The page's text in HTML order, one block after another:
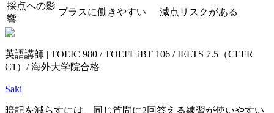
採点への影
響
プラスに働きやすい 減点リスクがある
英語講師 | TOEIC 980 / TOEFL iBT 106 / IELTS 7.5（CEFR
C1）/ 海外大学院合格
Saki
暗記を減らすには、同じ質問に2回答える練習が使いやすい